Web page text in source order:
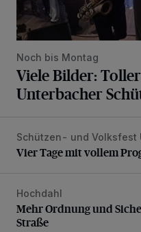
Noch bis Montag
Viele Bilder:
Unterbacher
Vier Tage mit vollem
Schützen- und Volksfest
Vier Tage mit vollem
Mehr Ordnung und
Hochdahl
Mehr Ordnung und
Straße